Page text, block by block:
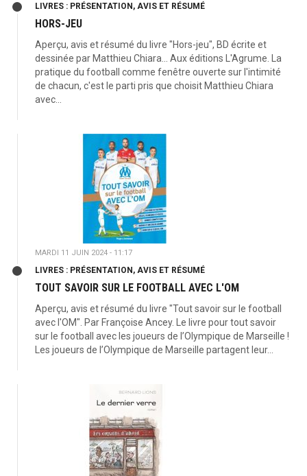
LIVRES : PRÉSENTATION, AVIS ET RÉSUMÉ
HORS-JEU
Aperçu, avis et résumé du livre "Hors-jeu", BD écrite et
dessinée par Matthieu Chiara... Aux éditions L'Agrume. La
pratique du football comme fenêtre ouverte sur l'intimité
de chacun, c'est le parti pris que choisit Matthieu Chiara
avec...
MARDI 11 JUIN 2024 - 11:17
LIVRES : PRÉSENTATION, AVIS ET RÉSUMÉ
TOUT SAVOIR SUR LE FOOTBALL AVEC L'OM
Aperçu, avis et résumé du livre "Tout savoir sur le football
avec l'OM". Par Françoise Ancey. Le livre pour tout savoir
sur le football avec les joueurs de l’Olympique de Marseille !
Les joueurs de l’Olympique de Marseille partagent leur...